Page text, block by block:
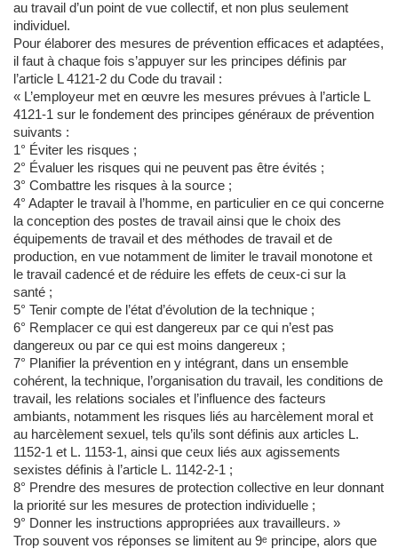
au travail d’un point de vue collectif, et non plus seulement
individuel.
Pour élaborer des mesures de prévention efficaces et adaptées,
il faut à chaque fois s’appuyer sur les principes définis par
l’article L 4121-2 du Code du travail :
« L’employeur met en œuvre les mesures prévues à l’article L
4121-1 sur le fondement des principes généraux de prévention
suivants :
1° Éviter les risques ;
2° Évaluer les risques qui ne peuvent pas être évités ;
3° Combattre les risques à la source ;
4° Adapter le travail à l’homme, en particulier en ce qui concerne
la conception des postes de travail ainsi que le choix des
équipements de travail et des méthodes de travail et de
production, en vue notamment de limiter le travail monotone et
le travail cadencé et de réduire les effets de ceux-ci sur la
santé ;
5° Tenir compte de l’état d’évolution de la technique ;
6° Remplacer ce qui est dangereux par ce qui n’est pas
dangereux ou par ce qui est moins dangereux ;
7° Planifier la prévention en y intégrant, dans un ensemble
cohérent, la technique, l’organisation du travail, les conditions de
travail, les relations sociales et l’influence des facteurs
ambiants, notamment les risques liés au harcèlement moral et
au harcèlement sexuel, tels qu’ils sont définis aux articles L.
1152-1 et L. 1153-1, ainsi que ceux liés aux agissements
sexistes définis à l’article L. 1142-2-1 ;
8° Prendre des mesures de protection collective en leur donnant
la priorité sur les mesures de protection individuelle ;
9° Donner les instructions appropriées aux travailleurs. »
Trop souvent vos réponses se limitent au 9ᵉ principe, alors que